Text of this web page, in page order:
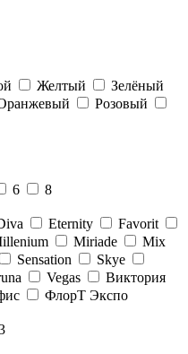
Желтый
Зелёный
Розовый
6
8
Eternity
Favorit
Miriade
Mix
Sensation
Skye
Vegas
Виктория
ФлорТ Экспо